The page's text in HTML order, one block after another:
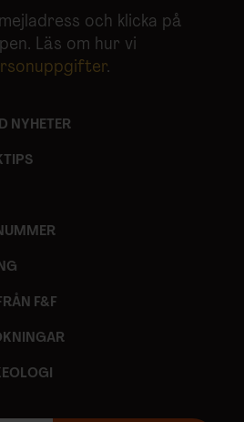
och klicka på
Läs om hur vi
.
NYHETER
F&F